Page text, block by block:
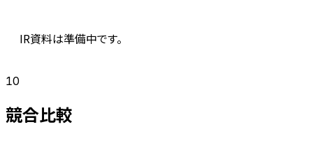
IR資料は準備中です。
10
競合比較